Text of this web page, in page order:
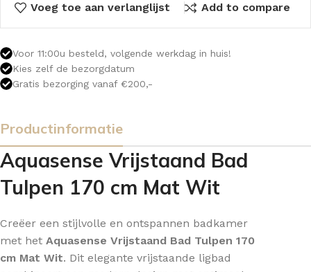
Voeg toe aan verlanglijst Add to compare
Voor 11:00u besteld, volgende werkdag in huis!
Kies zelf de bezorgdatum
Gratis bezorging vanaf €200,-
Productinformatie
Aquasense Vrijstaand Bad
Tulpen 170 cm Mat Wit
Creëer een stijlvolle en ontspannen badkamer
met het Aquasense Vrijstaand Bad Tulpen 170
cm Mat Wit. Dit elegante vrijstaande ligbad